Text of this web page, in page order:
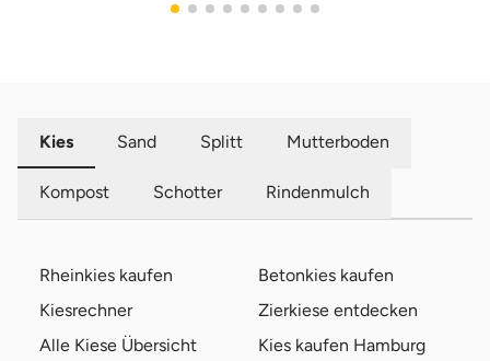
Kies Sand Splitt Mutterboden
Kompost Schotter Rindenmulch
Rheinkies kaufen
Betonkies kaufen
Kiesrechner
Zierkiese entdecken
Alle Kiese Übersicht
Kies kaufen Hamburg